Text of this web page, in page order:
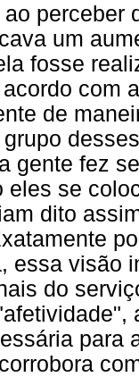
perceber
um
fosse
com
de
gente fez
eles se
dito
essa visão
do
para